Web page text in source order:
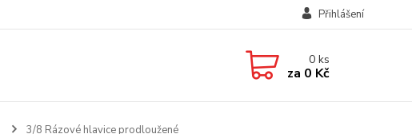
Přihlášení
0ks
za 0 Kč
3/8 Rázové hlavice prodloužené